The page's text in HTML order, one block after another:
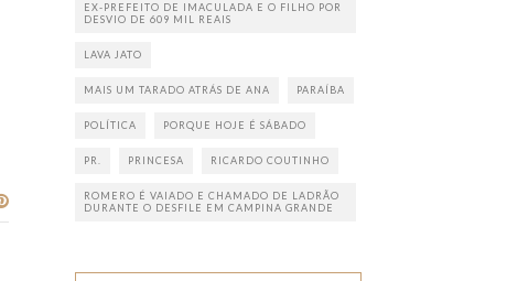
EX-PREFEITO DE IMACULADA E O FILHO POR
DESVIO DE 609 MIL REAIS
LAVA JATO
MAIS UM TARADO ATRÁS DE ANA PARAÍBA
POLÍTICA PORQUE HOJE É SÁBADO
PR. PRINCESA RICARDO COUTINHO
ROMERO É VAIADO E CHAMADO DE LADRÃO
DURANTE O DESFILE EM CAMPINA GRANDE